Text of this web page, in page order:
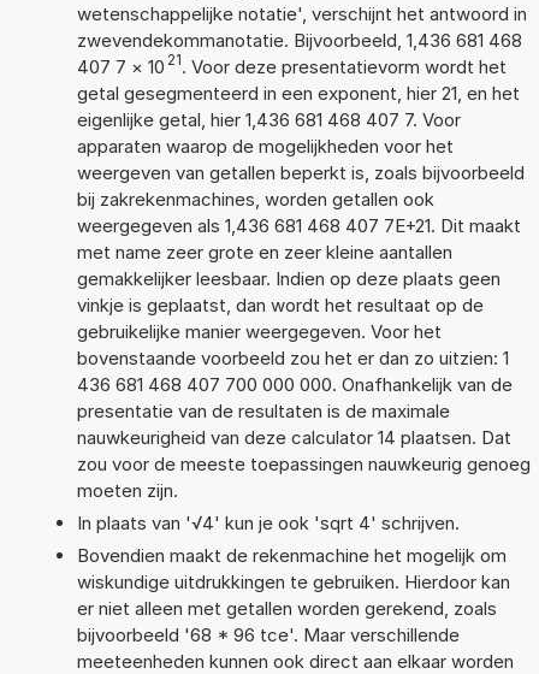
wetenschappelijke notatie', verschijnt het antwoord in
zwevendekommanotatie. Bijvoorbeeld, 1,436 681 468
407 7 × 10 21. Voor deze presentatievorm wordt het
getal gesegmenteerd in een exponent, hier 21, en het
eigenlijke getal, hier 1,436 681 468 407 7. Voor
apparaten waarop de mogelijkheden voor het
weergeven van getallen beperkt is, zoals bijvoorbeeld
bij zakrekenmachines, worden getallen ook
weergegeven als 1,436 681 468 407 7E+21. Dit maakt
met name zeer grote en zeer kleine aantallen
gemakkelijker leesbaar. Indien op deze plaats geen
vinkje is geplaatst, dan wordt het resultaat op de
gebruikelijke manier weergegeven. Voor het
bovenstaande voorbeeld zou het er dan zo uitzien: 1
436 681 468 407 700 000 000. Onafhankelijk van de
presentatie van de resultaten is de maximale
nauwkeurigheid van deze calculator 14 plaatsen. Dat
zou voor de meeste toepassingen nauwkeurig genoeg
moeten zijn.
In plaats van '√4' kun je ook 'sqrt 4' schrijven.
Bovendien maakt de rekenmachine het mogelijk om
wiskundige uitdrukkingen te gebruiken. Hierdoor kan
er niet alleen met getallen worden gerekend, zoals
bijvoorbeeld '68 * 96 tce'. Maar verschillende
meeteenheden kunnen ook direct aan elkaar worden